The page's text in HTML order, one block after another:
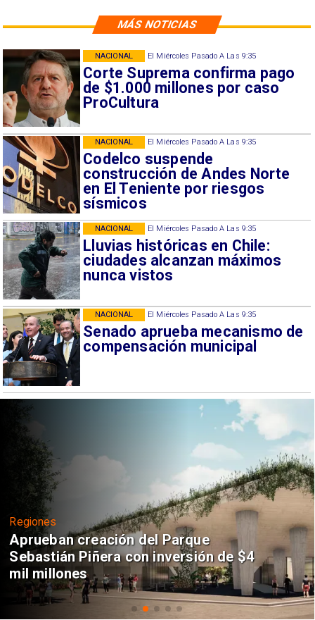
MÁS NOTICIAS
El Miércoles Pasado A Las 9:35
Corte Suprema confirma pago
de $1.000 millones por caso
ProCultura
NACIONAL
El Miércoles Pasado A Las 9:35
Codelco suspende
construcción de Andes Norte
en El Teniente por riesgos
sísmicos
NACIONAL
El Miércoles Pasado A Las 9:35
Lluvias históricas en Chile:
ciudades alcanzan máximos
nunca vistos
NACIONAL
El Miércoles Pasado A Las 9:35
Senado aprueba mecanismo de
compensación municipal
NACIONAL
Regiones
Aprueban creación del Parque
Sebastián Piñera con inversión de $4
mil millones